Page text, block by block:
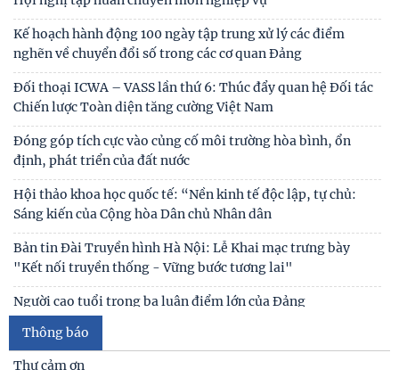
Tin mới
nghẽn về chuyển đổi số trong các cơ quan Đảng
Đối thoại ICWA – VASS lần thứ 6: Thúc đẩy quan hệ Đối tác
Chiến lược Toàn diện tăng cường Việt Nam
Đóng góp tích cực vào củng cố môi trường hòa bình, ổn
định, phát triển của đất nước
Hội thảo khoa học quốc tế: “Nền kinh tế độc lập, tự chủ:
Sáng kiến của Cộng hòa Dân chủ Nhân dân
Bản tin Đài Truyền hình Hà Nội: Lễ Khai mạc trưng bày
"Kết nối truyền thống - Vững bước tương lai"
Người cao tuổi trong ba luận điểm lớn của Đảng
Thái độ của học sinh trung học phổ thông ở Hà Nội với vấn
đề bắt nạt trực tuyến
Viện Hàn lâm Khoa học xã hội Việt Nam và Học viện Chính
Thư cảm ơn